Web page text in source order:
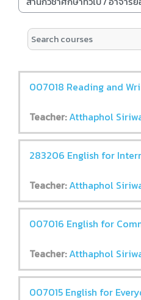
Course categories
Search courses
007018 Reading and
Teacher:Atthaphol
283206 English for
Teacher:Atthaphol
007016 English for
Teacher:Atthaphol
007015 English for